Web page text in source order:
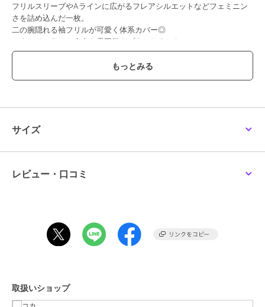
フリルスリーブやAラインに広がるフレアシルエットなどフェミニン
さを詰め込んだ一枚。
二の腕隠れる袖フリルが可愛く体系カバー◎
スタンドカラーで大人な雰囲気もプラスしました。
少しボタンを開けてスキッパー風の着こなしもおすすめです。
■素材
■コーディネート
ボタンを開けて羽織としてもお使いいただけます◎
ポケット：なし。
注意点：レッドのみ素材の特性上、色落ちしやすいのでご注意下さ
※生地や素材の性質により2cm前後(ニット製品に関しては4cm程度)サ
イズ誤差が出る場合がございます。
サイズ
レビュー・口コミ
取扱いショップ